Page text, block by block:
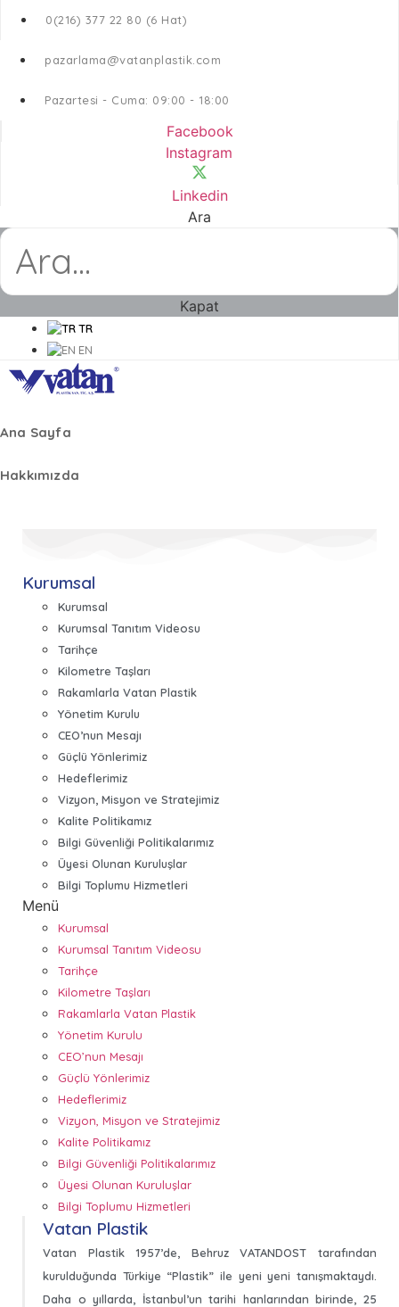
0(216) 377 22 80 (6 Hat)
pazarlama@vatanplastik.com
Pazartesi - Cuma: 09:00 - 18:00
Facebook
Instagram
Linkedin
Ara
Kapat
TR
EN
Ana Sayfa
Hakkımızda
Kurumsal
Kurumsal
Kurumsal Tanıtım Videosu
Tarihçe
Kilometre Taşları
Rakamlarla Vatan Plastik
Yönetim Kurulu
CEO’nun Mesajı
Güçlü Yönlerimiz
Hedeflerimiz
Vizyon, Misyon ve Stratejimiz
Kalite Politikamız
Bilgi Güvenliği Politikalarımız
Üyesi Olunan Kuruluşlar
Bilgi Toplumu Hizmetleri
Menü
Kurumsal
Kurumsal Tanıtım Videosu
Tarihçe
Kilometre Taşları
Rakamlarla Vatan Plastik
Yönetim Kurulu
CEO’nun Mesajı
Güçlü Yönlerimiz
Hedeflerimiz
Vizyon, Misyon ve Stratejimiz
Kalite Politikamız
Bilgi Güvenliği Politikalarımız
Üyesi Olunan Kuruluşlar
Bilgi Toplumu Hizmetleri
Vatan Plastik
Vatan Plastik 1957’de, Behruz VATANDOST tarafından
kurulduğunda Türkiye “Plastik” ile yeni yeni tanışmaktaydı.
Daha o yıllarda, İstanbul’un tarihi hanlarından birinde, 25